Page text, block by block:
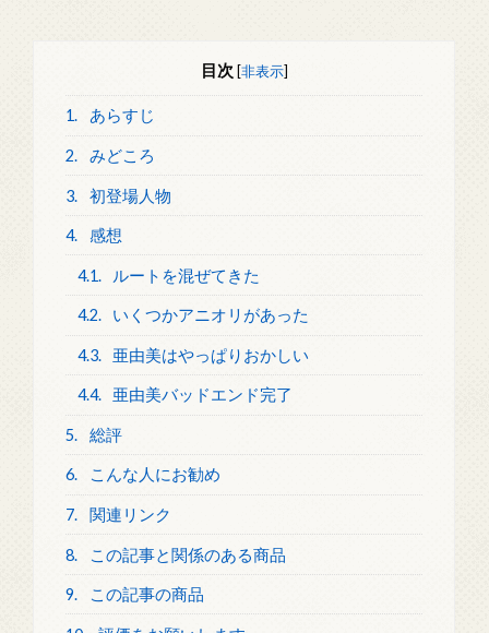
目次 [非表示]
1. あらすじ
2. みどころ
3. 初登場人物
4. 感想
4.1. ルートを混ぜてきた
4.2. いくつかアニオリがあった
4.3. 亜由美はやっぱりおかしい
4.4. 亜由美バッドエンド完了
5. 総評
6. こんな人にお勧め
7. 関連リンク
8. この記事と関係のある商品
9. この記事の商品